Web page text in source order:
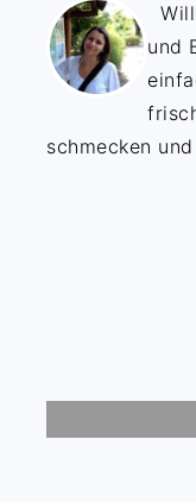
und
schmecken